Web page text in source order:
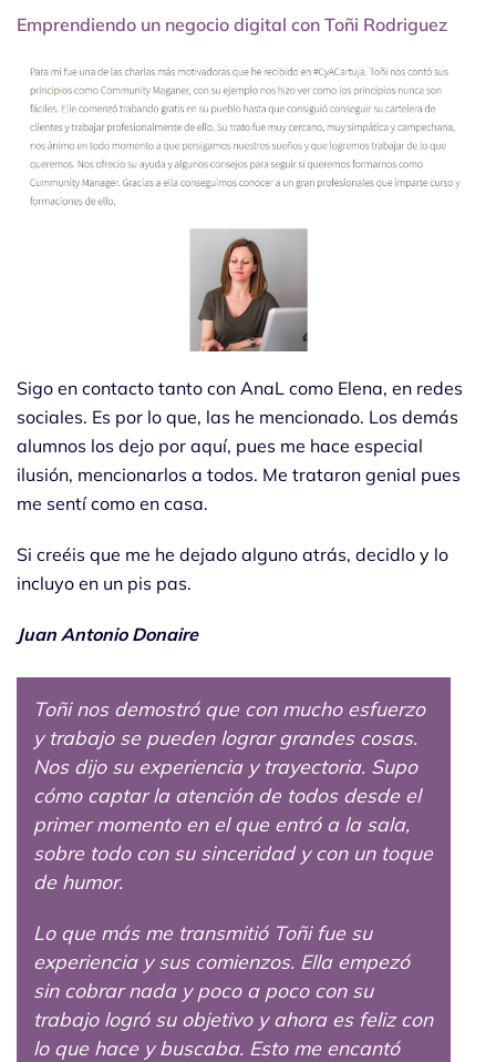
Emprendiendo un negocio digital con Toñi Rodriguez
Sigo en contacto tanto con AnaL como Elena, en redes
sociales. Es por lo que, las he mencionado. Los demás
alumnos los dejo por aquí, pues me hace especial
ilusión, mencionarlos a todos. Me trataron genial pues
me sentí como en casa.
Si creéis que me he dejado alguno atrás, decidlo y lo
incluyo en un pis pas.
Juan Antonio Donaire
Toñi nos demostró que con mucho esfuerzo
y trabajo se pueden lograr grandes cosas.
Nos dijo su experiencia y trayectoria. Supo
cómo captar la atención de todos desde el
primer momento en el que entró a la sala,
sobre todo con su sinceridad y con un toque
de humor.
Lo que más me transmitió Toñi fue su
experiencia y sus comienzos. Ella empezó
sin cobrar nada y poco a poco con su
trabajo logró su objetivo y ahora es feliz con
lo que hace y buscaba. Esto me encantó